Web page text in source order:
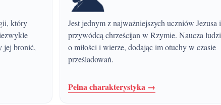
jej bronić,
Jest jednym z najważniejszych uczniów Jezusa i
przywódcą chrześcijan w Rzymie. Naucza ludzi
o miłości i wierze, dodając im otuchy w czasie
prześladowań.
Pelna charakterystyka →